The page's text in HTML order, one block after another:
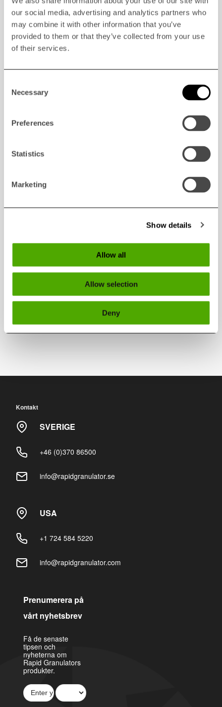
our social media, advertising and analytics partners who
may combine it with other information that you’ve
provided to them or that they’ve collected from your use
of their services.
Selection
Necessary
Preferences
Statistics
Marketing
Show details
Allow all
Allow selection
Deny
Lösning för
polycarbonatskivor
Delad inmatning för enkel service och rengöring.
Heavy-duty transmission med extra svänghjul.
Nivåvakter för övervakning av granulatnivå i suglådan.
Rapid 600-90 med special inmatning för plattor/skivor.
Kontakt
SVERIGE
+46 (0)370 86500
info@rapidgranulator.se
USA
+1 724 584 5220
info@rapidgranulator.com
Prenumerera på
vårt nyhetsbrev
Få de senaste
tipsen och
nyheterna om
Rapid Granulators
produkter.